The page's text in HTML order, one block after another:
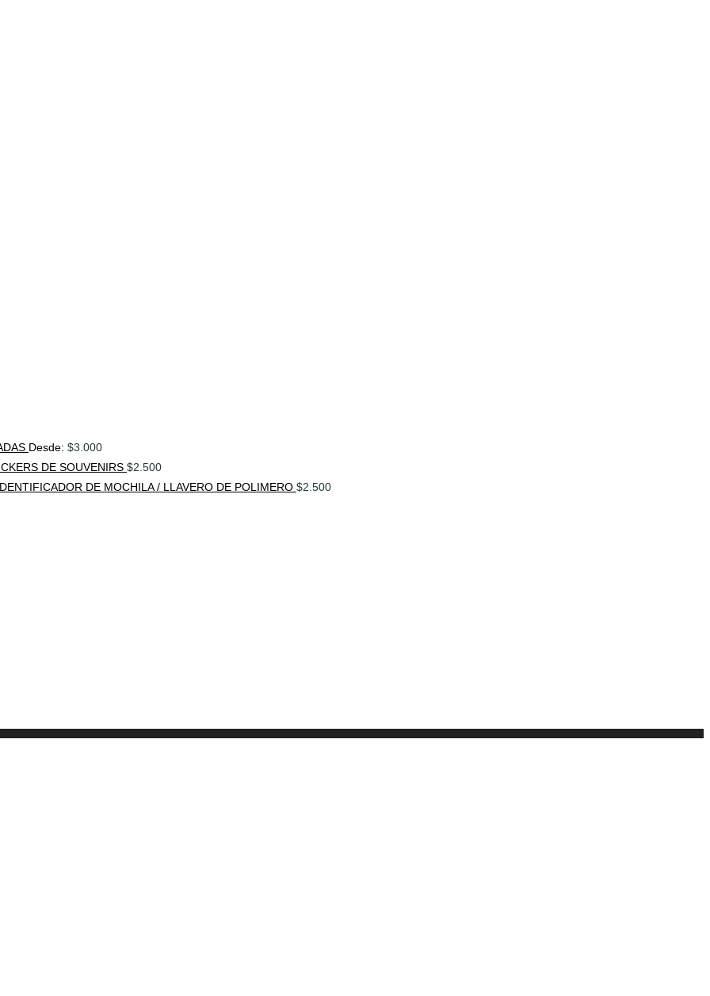
Desde: $3.000
DE SOUVENIRS $2.500
DE MOCHILA / LLAVERO DE POLIMERO $2.500